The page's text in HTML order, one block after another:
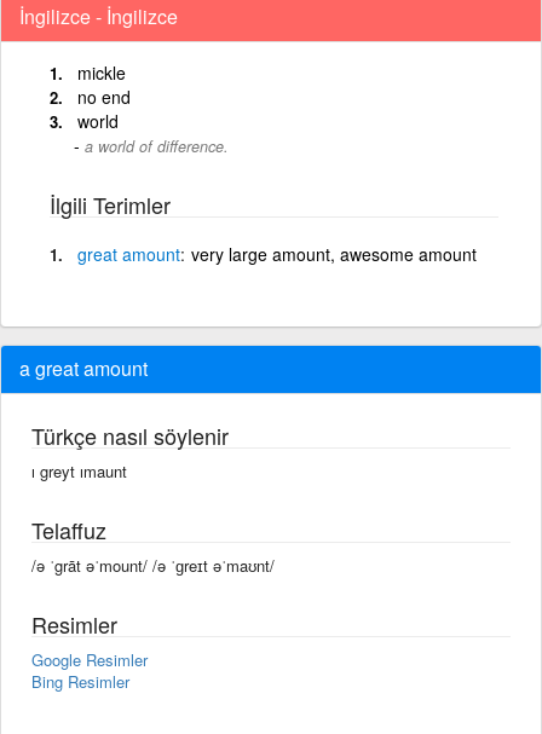
İngilizce - İngilizce
mickle
no end
world
a world of difference.
İlgili Terimler
great amount very large amount, awesome amount
a great amount
Türkçe nasıl söylenir
ı greyt ımaunt
Telaffuz
/ə ˈgrāt əˈmount/ /ə ˈɡreɪt əˈmaʊnt/
Resimler
Google Resimler
Bing Resimler